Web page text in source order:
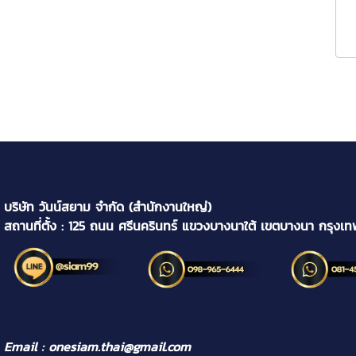
บริษัท วันน์สยาม จำกัด (สำนักงานใหญ่)
สถานที่ตั้ง : 125 ถนน ศรีนครินทร์ แขวงบางนาใต้ เขตบางนา กรุงเ
Email : onesiam.thai@gmail.com